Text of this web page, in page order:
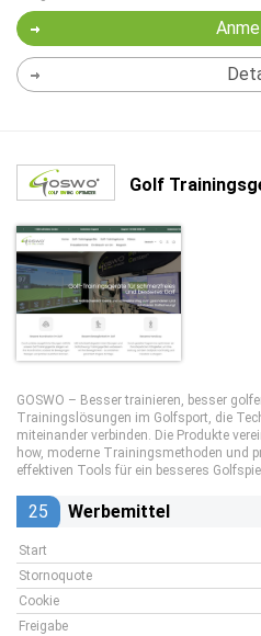
Golf
GOSWO – Besser trainieren, besser
Trainingslösungen im Golfsport, die
miteinander verbinden. Die Produkte
how, moderne Trainingsmethoden und
effektiven Tools für ein besseres
25 Werbemittel
Start
Stornoquote
Cookie
Freigabe